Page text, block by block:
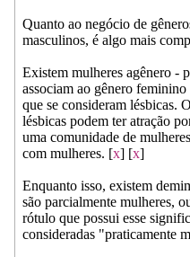
Quanto ao negócio de
masculinos, é algo mais
Existem mulheres agênero -
associam ao gênero
que se consideram lésbicas.
lésbicas podem ter atração
uma comunidade de
com mulheres. [x] [x]
Enquanto isso, existem
são parcialmente mulheres,
rótulo que possui esse
consideradas "praticamente